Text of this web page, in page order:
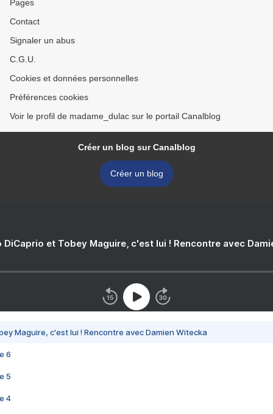
Pages
Contact
Signaler un abus
C.G.U.
Cookies et données personnelles
Préférences cookies
Voir le profil de madame_dulac sur le portail Canalblog
Créer un blog sur Canalblog
Créer un blog
DiCaprio et Tobey Maguire, c'est lui ! Rencontre avec
Maguire, c'est lui ! Rencontre avec Damien Witecka
6
5
4